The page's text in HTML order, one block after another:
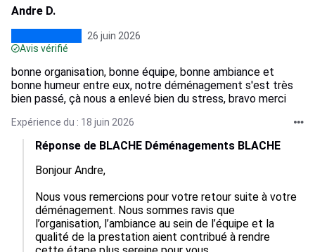
Andre D.
26 juin 2026
Avis vérifié
bonne organisation, bonne équipe, bonne ambiance et
bonne humeur entre eux, notre déménagement s'est très
bien passé, çà nous a enlevé bien du stress, bravo merci
Expérience du : 18 juin 2026
Réponse de BLACHE Déménagements BLACHE
Bonjour Andre,
Nous vous remercions pour votre retour suite à votre
déménagement. Nous sommes ravis que
l’organisation, l’ambiance au sein de l’équipe et la
qualité de la prestation aient contribué à rendre